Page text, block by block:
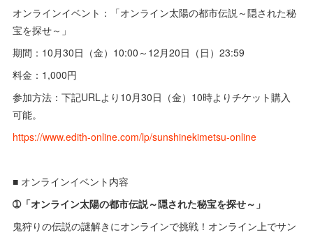
オンラインイベント：「オンライン太陽の都市伝説～隠された秘
宝を探せ～」
期間：10月30日（金）10:00～12月20日（日）23:59
料金：1,000円
参加方法：下記URLより10月30日（金）10時よりチケット購入
可能。
https://www.edith-online.com/lp/sunshinekimetsu-online
■ オンラインイベント内容
➀「オンライン太陽の都市伝説～隠された秘宝を探せ～」
鬼狩りの伝説の謎解きにオンラインで挑戦！オンライン上でサン